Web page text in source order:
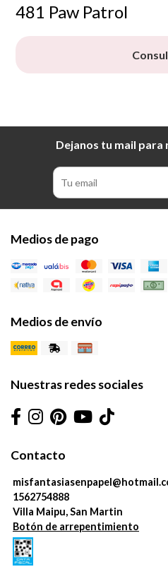
481 Paw Patrol
Dejanos tu mail
Medios de pago
Medios de envío
Nuestras redes sociales
Contacto
1562754888
Villa Maipu, San Martin
Botón de arrepentimiento